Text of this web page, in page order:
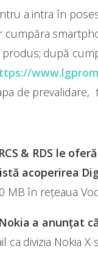
a intra în
cumpăra
produs; după
de prevalidare,
& RDS le
acoperirea
MB în rețeaua
a anunțat
ca divizia Nokia